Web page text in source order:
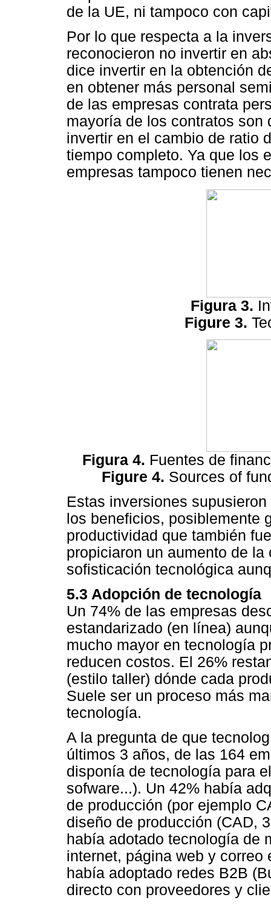
de la UE, ni tampoco con
Por lo que respecta a la
reconocieron no invertir en
dice invertir en la obtención
en obtener más personal
de las empresas contrata
mayoría de los contratos son
invertir en el cambio de ratio
tiempo completo. Ya que los
empresas tampoco tienen
Figura 3.
Figure 3.
Figura 4. Fuentes de
Figure 4. Sources of
Estas inversiones
los beneficios, posiblemente
productividad que también
propiciaron un aumento de
sofisticación tecnológica
5.3 Adopción de tecnología
Un 74% de las empresas
estandarizado (en línea)
mucho mayor en tecnología
reducen costos. El 26%
(estilo taller) dónde cada
Suele ser un proceso más
tecnología.
A la pregunta de que
últimos 3 años, de las 164
disponía de tecnología para
sofware...). Un 42% había
de producción (por ejemplo
diseño de producción (CAD,
había adotado tecnología de
internet, página web y
había adoptado redes B2B
directo con proveedores y